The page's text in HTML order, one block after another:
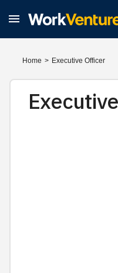

Home > Executive Officer